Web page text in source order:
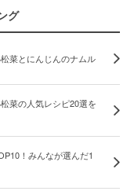
グ
菜とにんじんのナムル
菜の人気レシピ20選を
！みんなが選んだ1